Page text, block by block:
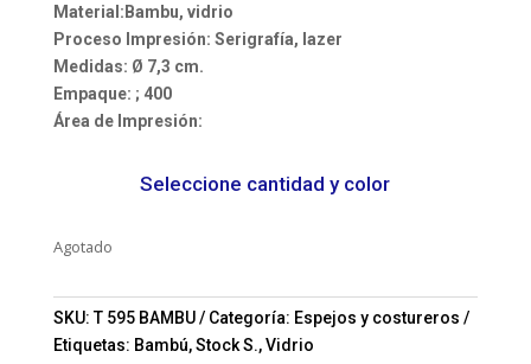
Material:Bambu, vidrio
Proceso Impresión: Serigrafía, lazer
Medidas: Ø 7,3 cm.
Empaque: ; 400
Área de Impresión:
Seleccione cantidad y color
Agotado
SKU:T 595 BAMBU Categoría: Espejos y costureros
Etiquetas: Bambú,Stock S.,Vidrio